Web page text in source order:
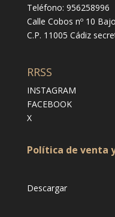
Teléfono: 956258996
Calle Cobos nº 10
C.P. 11005 Cádiz
RRSS
INSTAGRAM
FACEBOOK
X
Política de venta
Descargar